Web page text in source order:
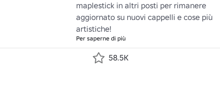
maplestick in altri posti per rimanere
aggiornato su nuovi cappelli e cose più
artistiche!
Per saperne di più
58.5K